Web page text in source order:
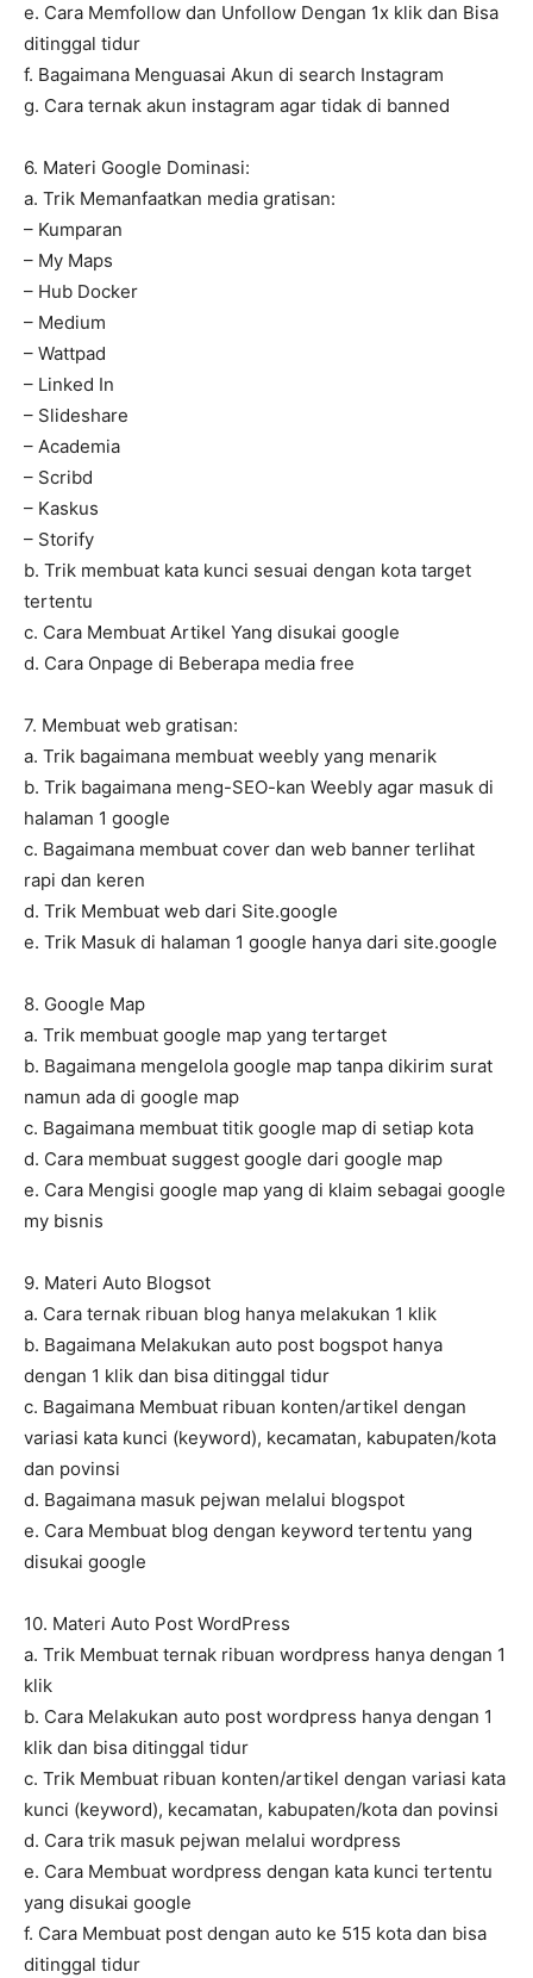
e. Cara Memfollow dan Unfollow Dengan 1x klik dan Bisa
ditinggal tidur
f. Bagaimana Menguasai Akun di search Instagram
g. Cara ternak akun instagram agar tidak di banned
6. Materi Google Dominasi:
a. Trik Memanfaatkan media gratisan:
– Kumparan
– My Maps
– Hub Docker
– Medium
– Wattpad
– Linked In
– Slideshare
– Academia
– Scribd
– Kaskus
– Storify
b. Trik membuat kata kunci sesuai dengan kota target
tertentu
c. Cara Membuat Artikel Yang disukai google
d. Cara Onpage di Beberapa media free
7. Membuat web gratisan:
a. Trik bagaimana membuat weebly yang menarik
b. Trik bagaimana meng-SEO-kan Weebly agar masuk di
halaman 1 google
c. Bagaimana membuat cover dan web banner terlihat
rapi dan keren
d. Trik Membuat web dari Site.google
e. Trik Masuk di halaman 1 google hanya dari site.google
8. Google Map
a. Trik membuat google map yang tertarget
b. Bagaimana mengelola google map tanpa dikirim surat
namun ada di google map
c. Bagaimana membuat titik google map di setiap kota
d. Cara membuat suggest google dari google map
e. Cara Mengisi google map yang di klaim sebagai google
my bisnis
9. Materi Auto Blogsot
a. Cara ternak ribuan blog hanya melakukan 1 klik
b. Bagaimana Melakukan auto post bogspot hanya
dengan 1 klik dan bisa ditinggal tidur
c. Bagaimana Membuat ribuan konten/artikel dengan
variasi kata kunci (keyword), kecamatan, kabupaten/kota
dan povinsi
d. Bagaimana masuk pejwan melalui blogspot
e. Cara Membuat blog dengan keyword tertentu yang
disukai google
10. Materi Auto Post WordPress
a. Trik Membuat ternak ribuan wordpress hanya dengan 1
klik
b. Cara Melakukan auto post wordpress hanya dengan 1
klik dan bisa ditinggal tidur
c. Trik Membuat ribuan konten/artikel dengan variasi kata
kunci (keyword), kecamatan, kabupaten/kota dan povinsi
d. Cara trik masuk pejwan melalui wordpress
e. Cara Membuat wordpress dengan kata kunci tertentu
yang disukai google
f. Cara Membuat post dengan auto ke 515 kota dan bisa
ditinggal tidur